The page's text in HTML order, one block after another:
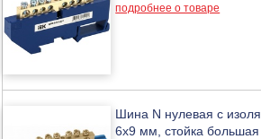
подробнее о товаре
Шина N нулевая с
6х9 мм, стойка большая